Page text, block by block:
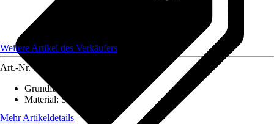
Weitere Artikel des Verkäufers
Art.-Nr. 12584343
Grundfarbe
Material:Seegras
Mehr Artikeldetails